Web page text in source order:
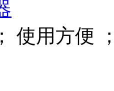
使用方便